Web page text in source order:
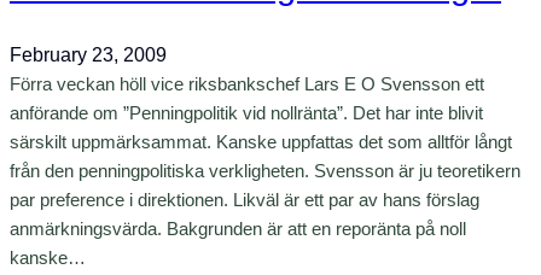
d
e
r
a
r
n
n
a
n
d
e
f
r
February 23, 2009
Förra veckan höll vice riksbankschef Lars E O Svensson ett
anförande om ”Penningpolitik vid nollränta”. Det har inte blivit
särskilt uppmärksammat. Kanske uppfattas det som alltför långt
från den penningpolitiska verkligheten. Svensson är ju teoretikern
par preference i direktionen. Likväl är ett par av hans förslag
anmärkningsvärda. Bakgrunden är att en reporänta på noll
kanske…